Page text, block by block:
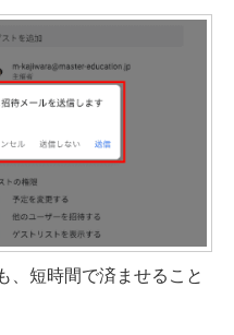
短時間で済ませること